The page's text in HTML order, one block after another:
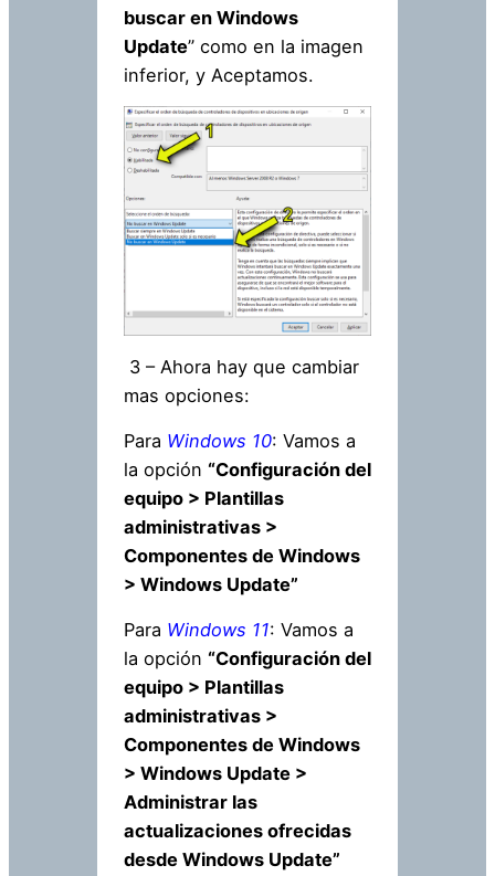
buscar en Windows
Update” como en la imagen
inferior, y Aceptamos.
3 – Ahora hay que cambiar
mas opciones:
Para Windows 10: Vamos a
la opción “Configuración del
equipo > Plantillas
administrativas >
Componentes de Windows
> Windows Update”
Para Windows 11: Vamos a
la opción “Configuración del
equipo > Plantillas
administrativas >
Componentes de Windows
> Windows Update >
Administrar las
actualizaciones ofrecidas
desde Windows Update”